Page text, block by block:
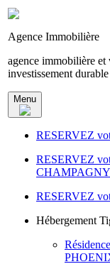
Agence Immobilière
agence immobilière et
investissement durable
Menu
RESERVEZ
RESERVEZ
CHAMPAGNY
RESERVEZ
Hébergement